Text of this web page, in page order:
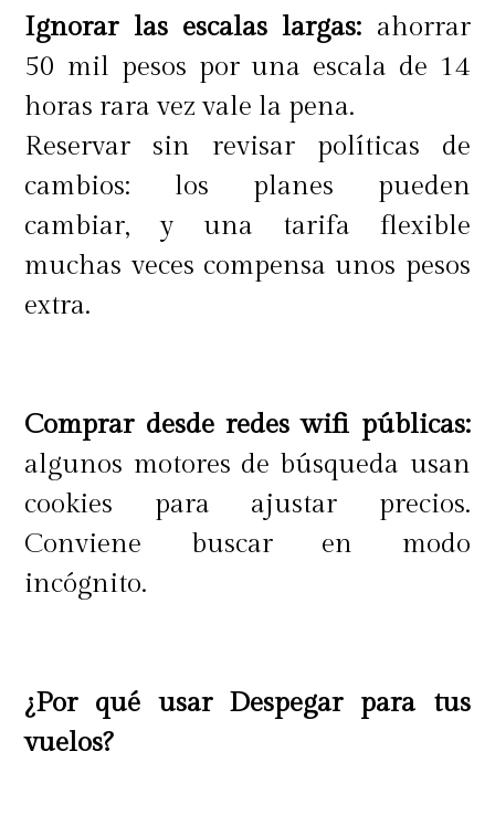
Ignorar las escalas largas: ahorrar
50 mil pesos por una escala de 14
horas rara vez vale la pena.
Reservar sin revisar políticas de
cambios: los planes pueden
cambiar, y una tarifa flexible
muchas veces compensa unos pesos
extra.
Comprar desde redes wifi públicas:
algunos motores de búsqueda usan
cookies para ajustar precios.
Conviene buscar en modo
incógnito.
¿Por qué usar Despegar para tus
vuelos?